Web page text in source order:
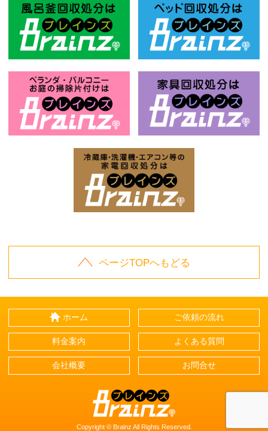
ページTOPへもどる
ホーム ご依頼の流れ
料金案内 よくある質問
会社概要 お問合せ
Copyright © Brainz All Rights Reserved.